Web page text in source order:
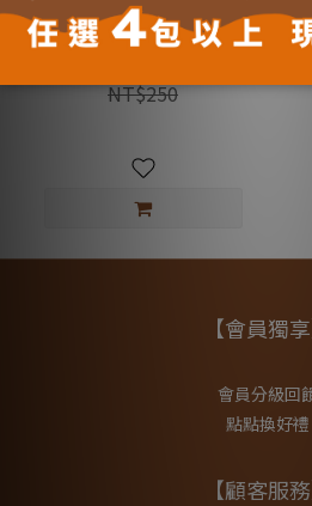
《派庫廚房》急凍骰子鹿凍乾
40g｜鮮肉凍乾零食｜
NT$250
【會員獨享
會員分級回
點點換好禮
【顧客服務